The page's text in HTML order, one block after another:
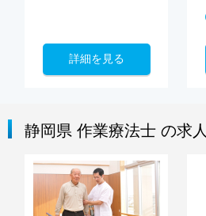
詳細を見る
静岡県 作業療法士 の求人